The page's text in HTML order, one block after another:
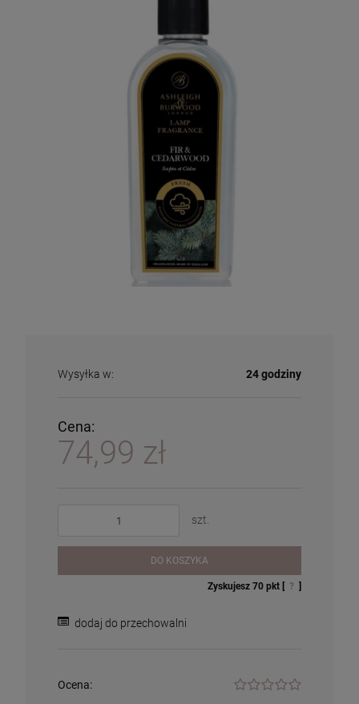
Lolita Lempicka Violet z olejkiem 250ml
Spice - Marokańskie przyprawy 500ml
Wysyłka w: 24 godziny
Cena:
74,99 zł
szt.
DO KOSZYKA
Zyskujesz 70 pkt [ ? ]
dodaj do przechowalni
Ocena: